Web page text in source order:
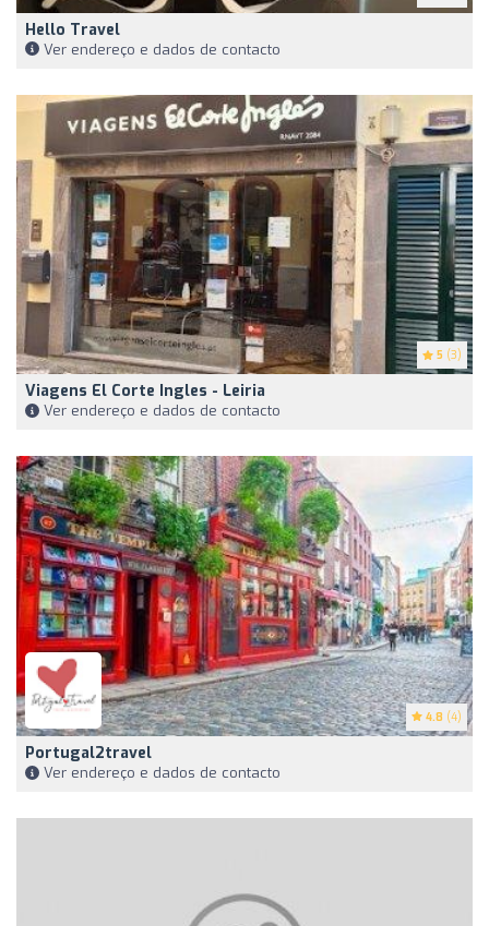
Hello Travel
Ver endereço e dados de contacto
5 (3)
Viagens El Corte Ingles - Leiria
Ver endereço e dados de contacto
4.8 (4)
Portugal2travel
Ver endereço e dados de contacto